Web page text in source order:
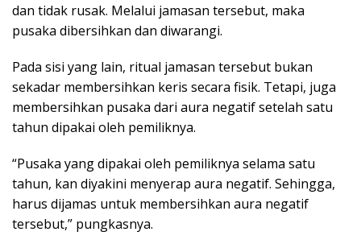
dan tidak rusak. Melalui jamasan tersebut, maka
pusaka dibersihkan dan diwarangi.
Pada sisi yang lain, ritual jamasan tersebut bukan
sekadar membersihkan keris secara fisik. Tetapi, juga
membersihkan pusaka dari aura negatif setelah satu
tahun dipakai oleh pemiliknya.
“Pusaka yang dipakai oleh pemiliknya selama satu
tahun, kan diyakini menyerap aura negatif. Sehingga,
harus dijamas untuk membersihkan aura negatif
tersebut,” pungkasnya.